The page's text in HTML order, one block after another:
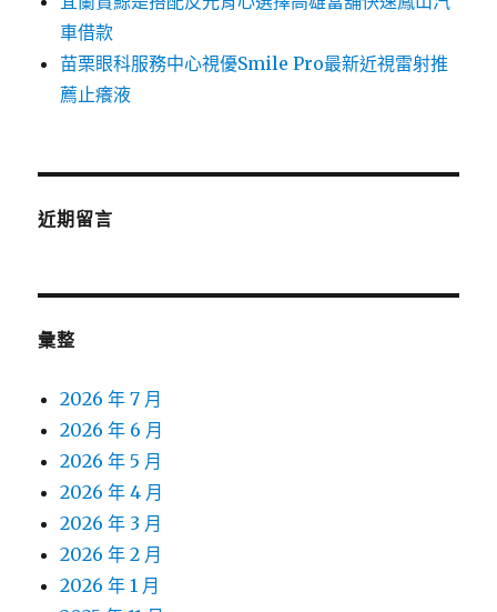
車借款
苗栗眼科服務中心視優Smile Pro最新近視雷射推
薦止癢液
近期留言
彙整
2026 年 7 月
2026 年 6 月
2026 年 5 月
2026 年 4 月
2026 年 3 月
2026 年 2 月
2026 年 1 月